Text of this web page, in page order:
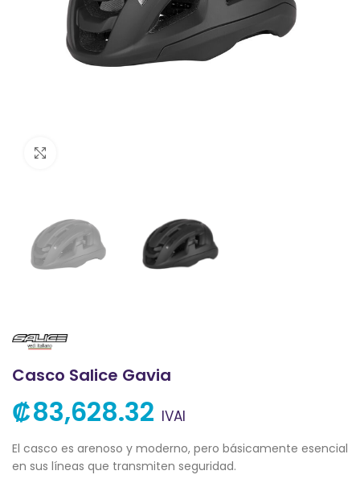
Casco Salice Gavia
₡83,628.32 IVAI
El casco es arenoso y moderno, pero básicamente esencial
en sus líneas que transmiten seguridad.